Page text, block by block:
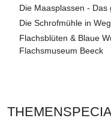
Die Maasplassen -
Die Schrofmühle in
Flachsblüten & Blaue
Flachsmuseum Beeck